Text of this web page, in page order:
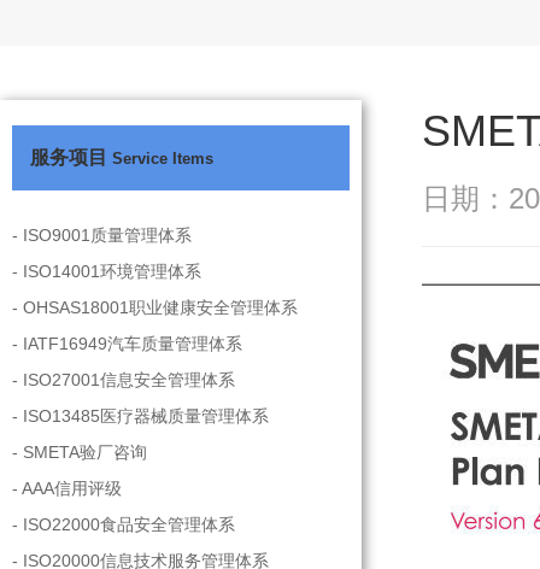
日期：
服务项目 Service Items
- ISO9001质量管理体系
- ISO14001环境管理体系
- OHSAS18001职业健康安全管理体系
- IATF16949汽车质量管理体系
- ISO27001信息安全管理体系
- ISO13485医疗器械质量管理体系
- SMETA验厂咨询
- AAA信用评级
- ISO22000食品安全管理体系
- ISO20000信息技术服务管理体系